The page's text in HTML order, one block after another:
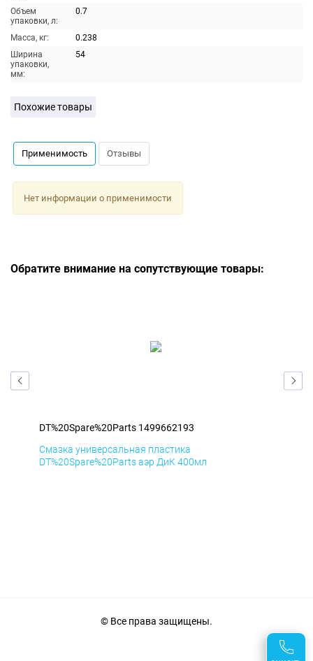
Объем
упаковки, л:
0.7
Масса, кг:
0.238
Ширина
упаковки,
мм:
54
Похожие товары
Применимость Отзывы
Нет информации о применимости
Обратите внимание на сопутствующие товары:
DT%20Spare%20Parts 1499662193
Смазка универсальная пластика
DT%20Spare%20Parts аэр ДиК 400мл
© Все права защищены.